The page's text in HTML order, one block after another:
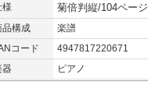
様
菊倍判縦/104ページ
品構成
楽譜
コード
4947817220671
器
ピアノ